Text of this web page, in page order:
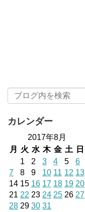
カレンダー
2017年8月
月
火 水 木 金 土
日
1
2 3 4 5
6
7
8 9 10 11 12 13
14 15 16 17 18 19 20
21 22 23 24 25 26 27
28 29 30 31